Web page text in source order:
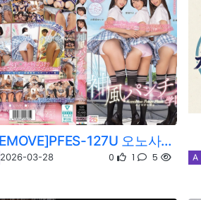
[REMOVE]PFES-127U 오노사카 유이카/미야기 리에/마에다 미나미
2026-03-28 0 1 5 A